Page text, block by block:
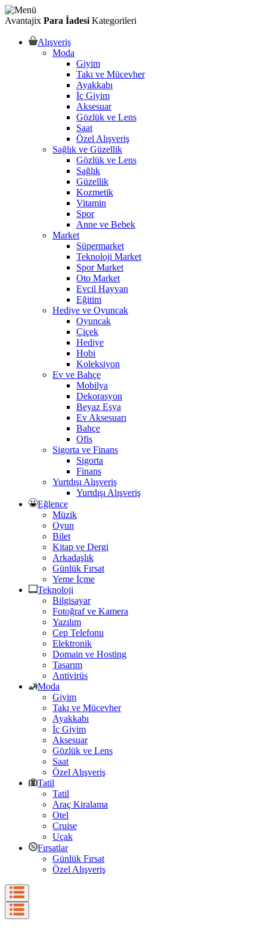
Avantajix Para İadesi Kategorileri
Alışveriş
Moda
Giyim
Takı ve Mücevher
Ayakkabı
İç Giyim
Aksesuar
Gözlük ve Lens
Saat
Özel Alışveriş
Sağlık ve Güzellik
Gözlük ve Lens
Sağlık
Güzellik
Kozmetik
Vitamin
Spor
Anne ve Bebek
Market
Süpermarket
Teknoloji Market
Spor Market
Oto Market
Evcil Hayvan
Eğitim
Hediye ve Oyuncak
Oyuncak
Çiçek
Hediye
Hobi
Koleksiyon
Ev ve Bahçe
Mobilya
Dekorasyon
Beyaz Eşya
Ev Aksesuarı
Bahçe
Ofis
Sigorta ve Finans
Sigorta
Finans
Yurtdışı Alışveriş
Yurtdışı Alışveriş
Eğlence
Müzik
Oyun
Bilet
Kitap ve Dergi
Arkadaşlık
Günlük Fırsat
Yeme İçme
Teknoloji
Bilgisayar
Fotoğraf ve Kamera
Yazılım
Cep Telefonu
Elektronik
Domain ve Hosting
Tasarım
Antivirüs
Moda
Giyim
Takı ve Mücevher
Ayakkabı
İç Giyim
Aksesuar
Gözlük ve Lens
Saat
Özel Alışveriş
Tatil
Tatil
Araç Kiralama
Otel
Cruise
Uçak
Fırsatlar
Günlük Fırsat
Özel Alışveriş